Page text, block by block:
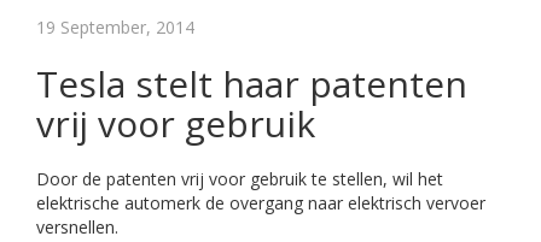
19 September, 2014
Tesla stelt haar patenten
vrij voor gebruik
Door de patenten vrij voor gebruik te stellen, wil het
elektrische automerk de overgang naar elektrisch vervoer
versnellen.